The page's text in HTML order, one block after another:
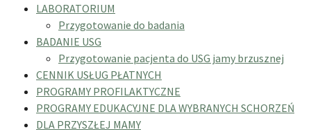
LABORATORIUM
Przygotowanie do badania
BADANIE USG
Przygotowanie pacjenta do USG jamy brzusznej
CENNIK USŁUG PŁATNYCH
PROGRAMY PROFILAKTYCZNE
PROGRAMY EDUKACYJNE DLA WYBRANYCH SCHORZEŃ
DLA PRZYSZŁEJ MAMY